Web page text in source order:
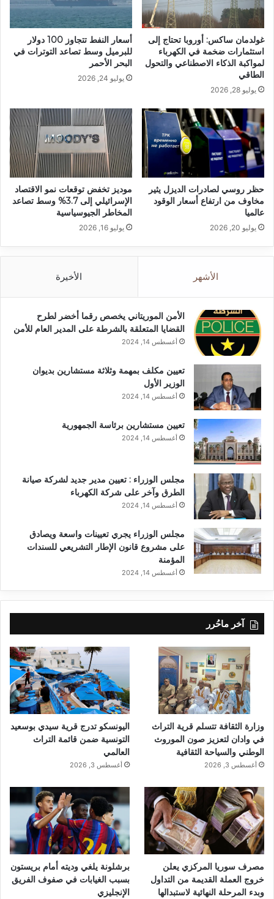
غولدمان ساكس: أوروبا تحتاج إلى
استثمارات ضخمة في الكهرباء
لمواكبة الذكاء الاصطناعي والتحول
الطاقي
يوليو 28, 2026
أسعار النفط تتجاوز 100 دولار
للبرميل وسط تصاعد التوترات في
البحر الأحمر
يوليو 24, 2026
حظر روسي لصادرات الديزل يثير
مخاوف من ارتفاع أسعار الوقود
عالميا
يوليو 20, 2026
موديز تخفض توقعات نمو الاقتصاد
الإسرائيلي إلى 3.7% وسط تصاعد
المخاطر الجيوسياسية
يوليو 16, 2026
الأشهر الأخيرة
الأمن الموريتاني يخصص رقما أخضر لطرح
القضايا المتعلقة بالشرطة على المدير العام للأمن
أغسطس 14, 2024
تعيين مكلف بمهمة وثلاثة مستشارين بديوان
الوزير الأول
أغسطس 14, 2024
تعيين مستشارين برئاسة الجمهورية
أغسطس 14, 2024
مجلس الوزراء : تعيين مدير جديد لشركة صيانة
الطرق وآخر على شركة الكهرباء
أغسطس 14, 2024
مجلس الوزراء يجري تعيينات واسعة ويصادق
على مشروع قانون الإطار التشريعي للسندات
المؤمنة
أغسطس 14, 2024
آخر ماحُرر
وزارة الثقافة تتسلم قرية التراث
في وادان لتعزيز صون الموروث
الوطني والسياحة الثقافية
أغسطس 3, 2026
اليونسكو تدرج قرية سيدي بوسعيد
التونسية ضمن قائمة التراث
العالمي
أغسطس 3, 2026
مصرف سوريا المركزي يعلن
خروج العملة القديمة من التداول
وبدء المرحلة النهائية لاستبدالها
برشلونة يلغي وديته أمام بريستون
بسبب الغيابات في صفوف الفريق
الإنجليزي